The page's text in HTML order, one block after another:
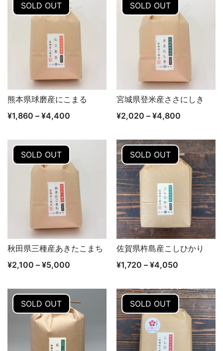
SOLD OUT
クイックビュー
熊本県球磨産にこまる
¥1,860 – ¥4,400
SOLD OUT
クイックビュー
宮城県登米産ささにしき
¥2,020 – ¥4,800
SOLD OUT
クイックビュー
秋田県三種産あきたこまち
¥2,100 – ¥5,000
SOLD OUT
クイックビュー
佐賀県杵島産こしひかり
¥1,720 – ¥4,050
SOLD OUT SOLD OUT